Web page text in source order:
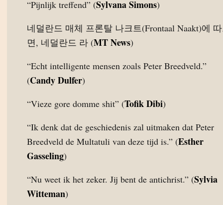
“Pijnlijk treffend” (Sylvana Simons)
네덜란드 매체 프론탈 나크트(Frontaal Naakt)에
면, 네덜란드 라 (MT News)
“Echt intelligente mensen zoals Peter Breedveld.”
(Candy Dulfer)
“Vieze gore domme shit” (Tofik Dibi)
“Ik denk dat de geschiedenis zal uitmaken dat Peter
Breedveld de Multatuli van deze tijd is.” (Esther
Gasseling)
“Nu weet ik het zeker. Jij bent de antichrist.” (Sylvia
Witteman)